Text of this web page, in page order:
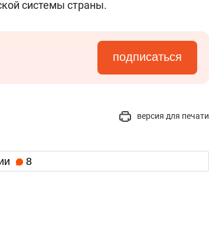
системы страны.
подписаться
версия для печати
8